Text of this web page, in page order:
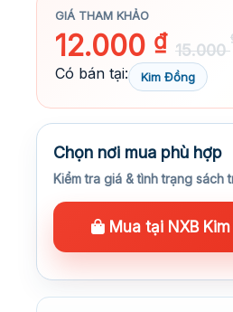
GIÁ THAM KHẢO
12.000 ₫ 15.000
Có bán tại:
Kim Đồng
Chọn nơi mua phù hợp
Kiểm tra giá & tình trạng sách
Mua tại NXB